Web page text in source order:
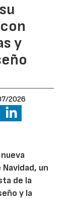
y
2026
un
de la
y la